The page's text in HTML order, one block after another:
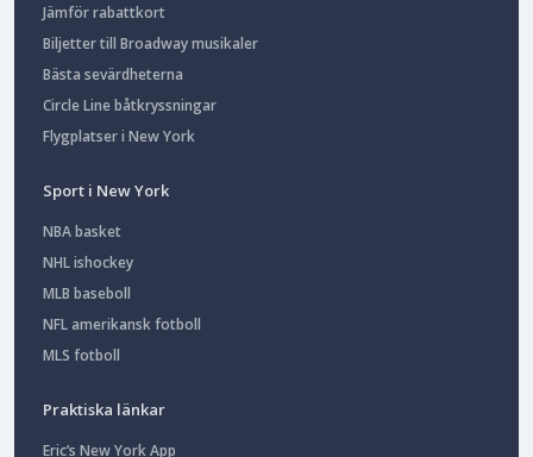
Jämför rabattkort
Biljetter till Broadway musikaler
Bästa sevärdheterna
Circle Line båtkryssningar
Flygplatser i New York
Sport i New York
NBA basket
NHL ishockey
MLB baseboll
NFL amerikansk fotboll
MLS fotboll
Praktiska länkar
Eric’s New York App